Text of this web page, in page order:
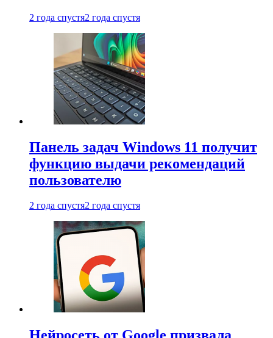
2 года спустя2 года спустя
Панель задач Windows 11 получит
функцию выдачи рекомендаций
пользователю
2 года спустя2 года спустя